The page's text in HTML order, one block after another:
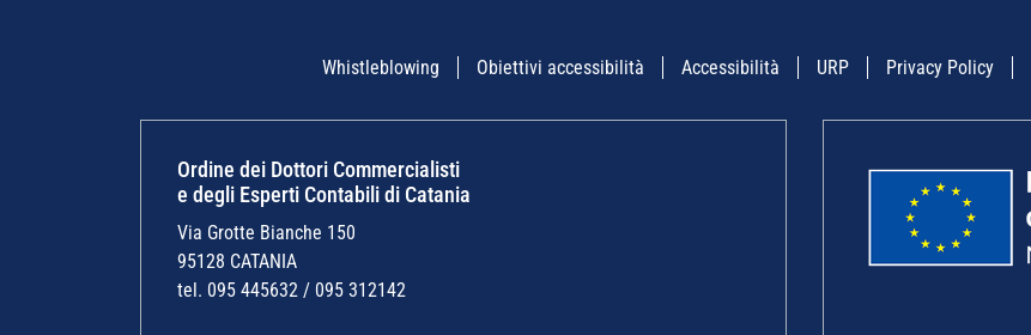
Whistleblowing Obiettivi accessibilità Accessibilità URP Privacy Policy
Ordine dei Dottori Commercialisti
e degli Esperti Contabili di Catania
Via Grotte Bianche 150
95128 CATANIA
tel. 095 445632 / 095 312142